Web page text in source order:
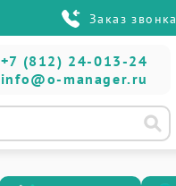
Заказ звонка
+7 (812) 24-013-24
info@o-manager.ru